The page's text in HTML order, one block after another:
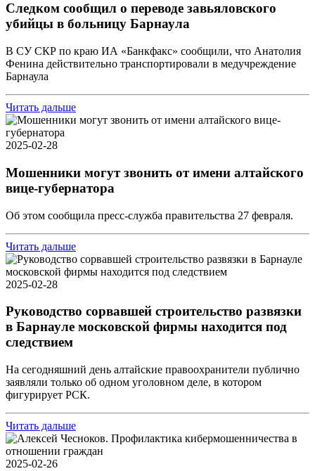
Следком сообщил о переводе завьяловского
убийцы в больницу Барнаула
В СУ СКР по краю ИА «Банкфакс» сообщили, что Анатолия
Фенина действительно транспортировали в медучреждение
Барнаула
Читать дальше
2025-02-28
Мошенники могут звонить от имени алтайского
вице-губернатора
Об этом сообщила пресс-служба правительства 27 февраля.
Читать дальше
2025-02-28
Руководство сорвавшей строительство развязки
в Барнауле московской фирмы находится под
следствием
На сегодняшний день алтайские правоохранители публично
заявляли только об одном уголовном деле, в котором
фигурирует РСК.
Читать дальше
2025-02-26